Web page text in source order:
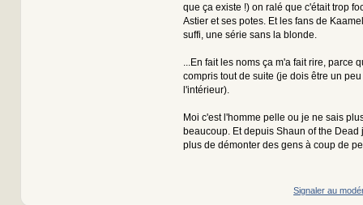
que ça existe !) on ralé que c'était trop
Astier et ses potes. Et les fans de
suffi, une série sans la blonde.
...En fait les noms ça m'a fait rire, parce
compris tout de suite (je dois être un
l'intérieur).
Moi c'est l'homme pelle ou je ne sais
beaucoup. Et depuis Shaun of the Dead
plus de démonter des gens à coup de
Signaler au